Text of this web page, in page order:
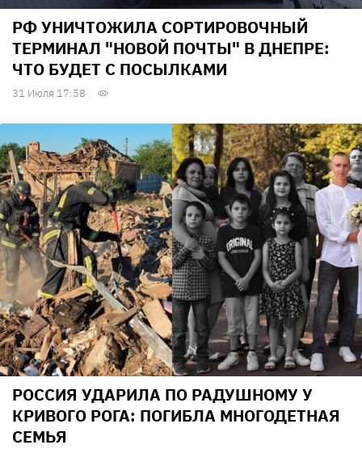
РФ УНИЧТОЖИЛА СОРТИРОВОЧНЫЙ
ТЕРМИНАЛ "НОВОЙ ПОЧТЫ" В ДНЕПРЕ:
ЧТО БУДЕТ С ПОСЫЛКАМИ
31 Июля 17:58
РОССИЯ УДАРИЛА ПО РАДУШНОМУ У
КРИВОГО РОГА: ПОГИБЛА МНОГОДЕТНАЯ
СЕМЬЯ